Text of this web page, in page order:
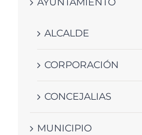
AYUNTAMIENTO
ALCALDE
CORPORACIÓN
CONCEJALIAS
MUNICIPIO